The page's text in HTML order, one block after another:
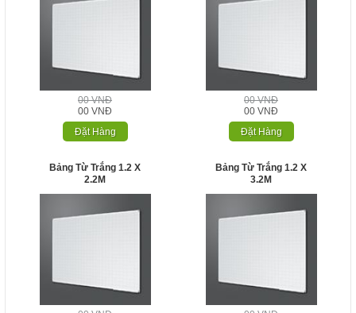
00 VNĐ
00 VNĐ
Đặt Hàng
00 VNĐ
00 VNĐ
Đặt Hàng
Bảng Từ Trắng 1.2 X
2.2M
Bảng Từ Trắng 1.2 X
3.2M